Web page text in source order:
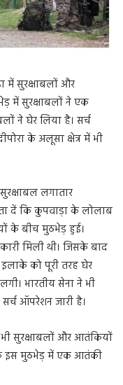
में सुरक्षाबलों और
में सुरक्षाबलों ने एक
ने घेर लिया है। सर्च
के अलूसा क्षेत्र में भी
लगातार
दें कि कुपवाड़ा के लोलाब
के बीच मुठभेड़ हुई।
मिली थी। जिसके बाद
को पूरी तरह घेर
भारतीय सेना ने भी
ऑपरेशन जारी है।
सुरक्षाबलों और आतंकियों
इस मुठभेड़ में एक आतंकी